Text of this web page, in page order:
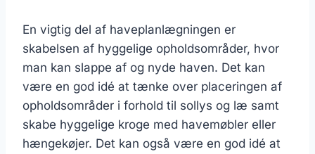
En vigtig del af haveplanlægningen er
skabelsen af hyggelige opholdsområder, hvor
man kan slappe af og nyde haven. Det kan
være en god idé at tænke over placeringen af
opholdsområder i forhold til sollys og læ samt
skabe hyggelige kroge med havemøbler eller
hængekøjer. Det kan også være en god idé at